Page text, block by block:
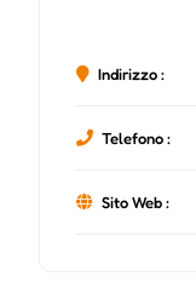
Indirizzo :
Telefono :
Sito Web :